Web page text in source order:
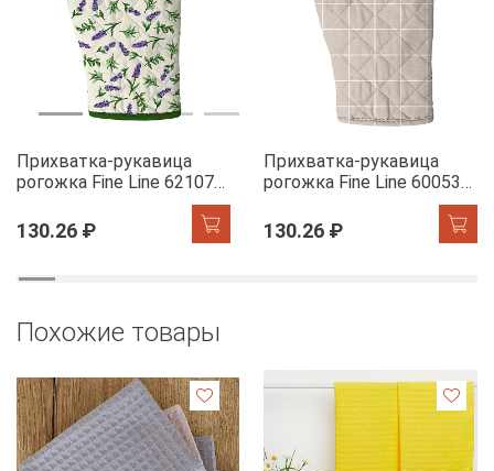
Прихватка-рукавица
рогожка Fine Line 62107-1
130.26 ₽
Прихватка-рукавица
рогожка Fine Line 60053-1
130.26 ₽
Похожие товары